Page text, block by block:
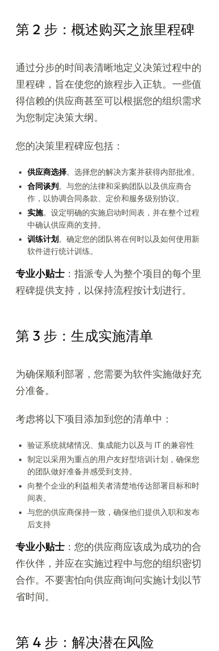
第 2 步：概述购买之旅里程碑
通过分步的时间表清晰地定义决策过程中的
里程碑，旨在使您的旅程步入正轨。一些值
得信赖的供应商甚至可以根据您的组织需求
为您制定决策大纲。
您的决策里程碑应包括：
供应商选择。选择您的解决方案并获得内部批准。
合同谈判 。与您的法律和采购团队以及供应商合
作，以协调合同条款、定价和服务级别协议。
实施。设定明确的实施启动时间表，并在整个过程
中确认供应商的支持。
训练计划 。确定您的团队将在何时以及如何使用新
软件进行统计训练。
专业小贴士 ：指派专人为整个项目的每个里
程碑提供支持，以保持流程按计划进行。
第 3 步：生成实施清单
为确保顺利部署，您需要为软件实施做好充
分准备。
考虑将以下项目添加到您的清单中：
验证系统就绪情况、集成能力以及与 IT 的兼容性
制定以采用为重点的用户友好型培训计划，确保您
的团队做好准备并感受到支持。
向整个企业的利益相关者清楚地传达部署目标和时
间表。
与您的供应商保持一致，确保他们提供入职和发布
后支持
专业小贴士 ：您的供应商应该成为成功的合
作伙伴，并应在实施过程中与您的组织密切
合作。不要害怕向供应商询问实施计划以节
省时间。
第 4 步：解决潜在风险